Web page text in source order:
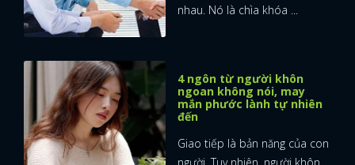
nhau. Nó là chìa khóa ...
4 ngôn từ người khôn
ngoan không nói, may
mắn phước lành tự nhiên
đến
Giao tiếp là bản năng của con